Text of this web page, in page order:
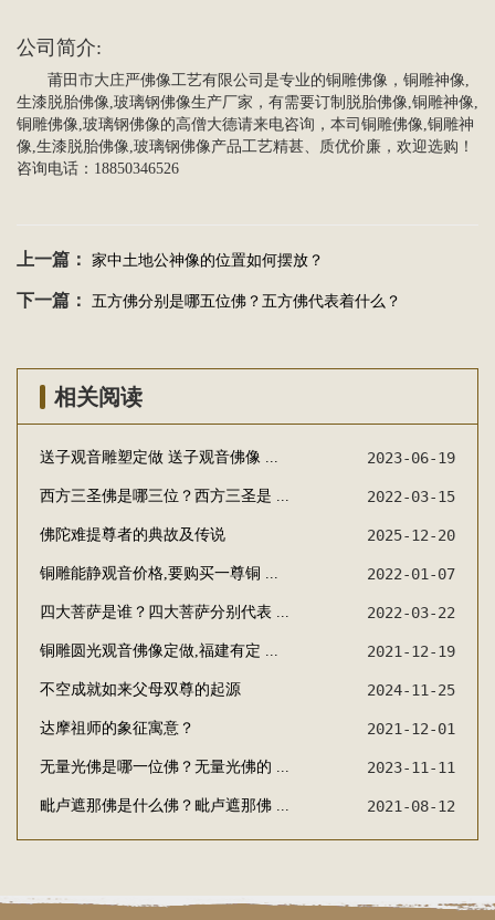
公司简介:
莆田市大庄严佛像工艺有限公司是专业的铜雕佛像 ， 铜雕神像,
生漆脱胎佛像,玻璃钢佛像生产厂家，有需要订制脱胎佛像,铜雕神像,
铜雕佛像,玻璃钢佛像的高僧大德请来电咨询，本司铜雕佛像,铜雕神
像,生漆脱胎佛像,玻璃钢佛像产品工艺精甚、质优价廉，欢迎选购！
咨询电话：18850346526
上一篇： 家中土地公神像的位置如何摆放？
下一篇： 五方佛分别是哪五位佛？五方佛代表着什么？
相关阅读
送子观音雕塑定做 送子观音佛像 ... 2023-06-19
西方三圣佛是哪三位？西方三圣是 ... 2022-03-15
佛陀难提尊者的典故及传说 2025-12-20
铜雕能静观音价格,要购买一尊铜 ... 2022-01-07
四大菩萨是谁？四大菩萨分别代表 ... 2022-03-22
铜雕圆光观音佛像定做,福建有定 ... 2021-12-19
不空成就如来父母双尊的起源 2024-11-25
达摩祖师的象征寓意？ 2021-12-01
无量光佛是哪一位佛？无量光佛的 ... 2023-11-11
毗卢遮那佛是什么佛？毗卢遮那佛 ... 2021-08-12